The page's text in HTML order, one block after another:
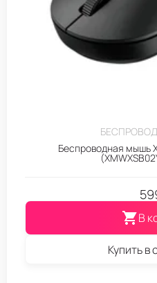
Беспроводная мышь
В
Купить в